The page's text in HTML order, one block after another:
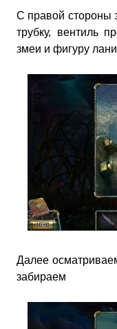
С правой стороны
трубку, вентиль
змеи и фигуру лани
Далее
забираем